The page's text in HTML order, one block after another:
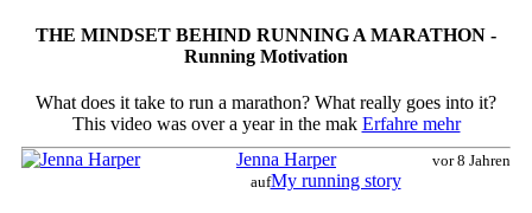
THE MINDSET BEHIND RUNNING A MARATHON -
Running Motivation
What does it take to run a marathon? What really goes into it?
This video was over a year in the mak Erfahre mehr
Jenna Harper
vor 8 Jahren
aufMy running story